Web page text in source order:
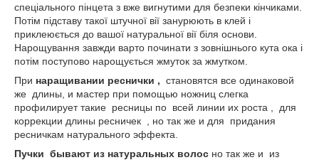
спеціального пінцета з вже вигнутими для безпеки кінчиками.
Потім підставу такої штучної вії занурюють в клей і
приклеюється до вашої натуральної вії біля основи.
Нарощування завжди варто починати з зовнішнього кута ока і
потім поступово нарощується жмуток за жмутком.
При наращивании реснички , становятся все одинаковой
же длины, и мастер при помощью ножниц слегка
профилирует такие ресницы по всей линии их роста , для
коррекции длины ресничек , но так же и для придания
ресничкам натурального эффекта.
Пучки бывают из натуральных волос но так же и из